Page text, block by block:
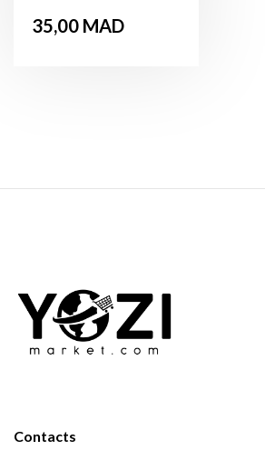
Prix
35,00 MAD
Contacts